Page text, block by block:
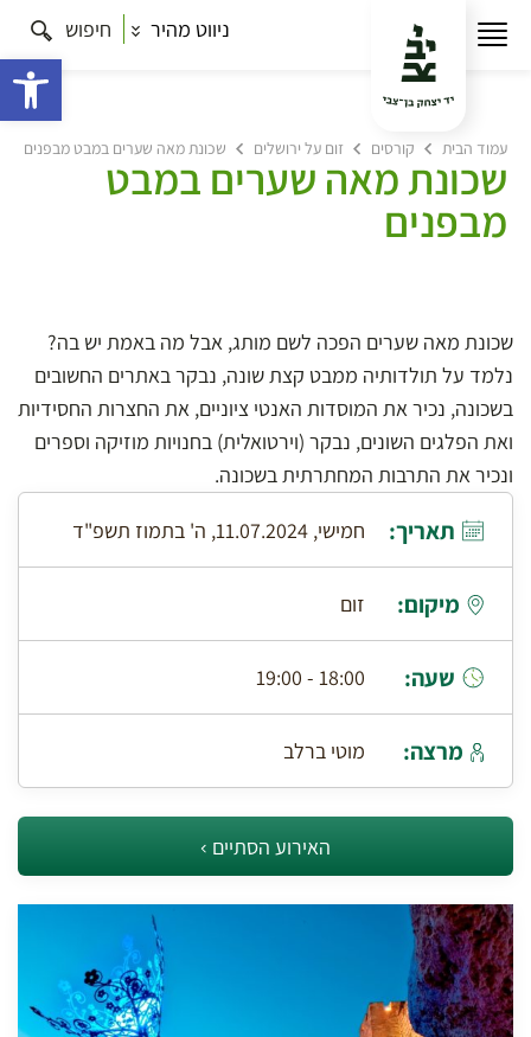
ניווט מהיר חיפוש
עמוד הבית קורסים זום על ירושלים שכונת מאה שערים במבט מבפנים
שכונת מאה שערים במבט
מבפנים
שכונת מאה שערים הפכה לשם מותג, אבל מה באמת יש בה?
נלמד על תולדותיה ממבט קצת שונה, נבקר באתרים החשובים
בשכונה, נכיר את המוסדות האנטי ציוניים, את החצרות החסידיות
ואת הפלגים השונים, נבקר (וירטואלית) בחנויות מוזיקה וספרים
ונכיר את התרבות המחתרתית בשכונה.
תאריך: חמישי, 11.07.2024, ה' בתמוז תשפ"ד
מיקום: זום
שעה: 18:00 - 19:00
מרצה: מוטי ברלב
האירוע הסתיים